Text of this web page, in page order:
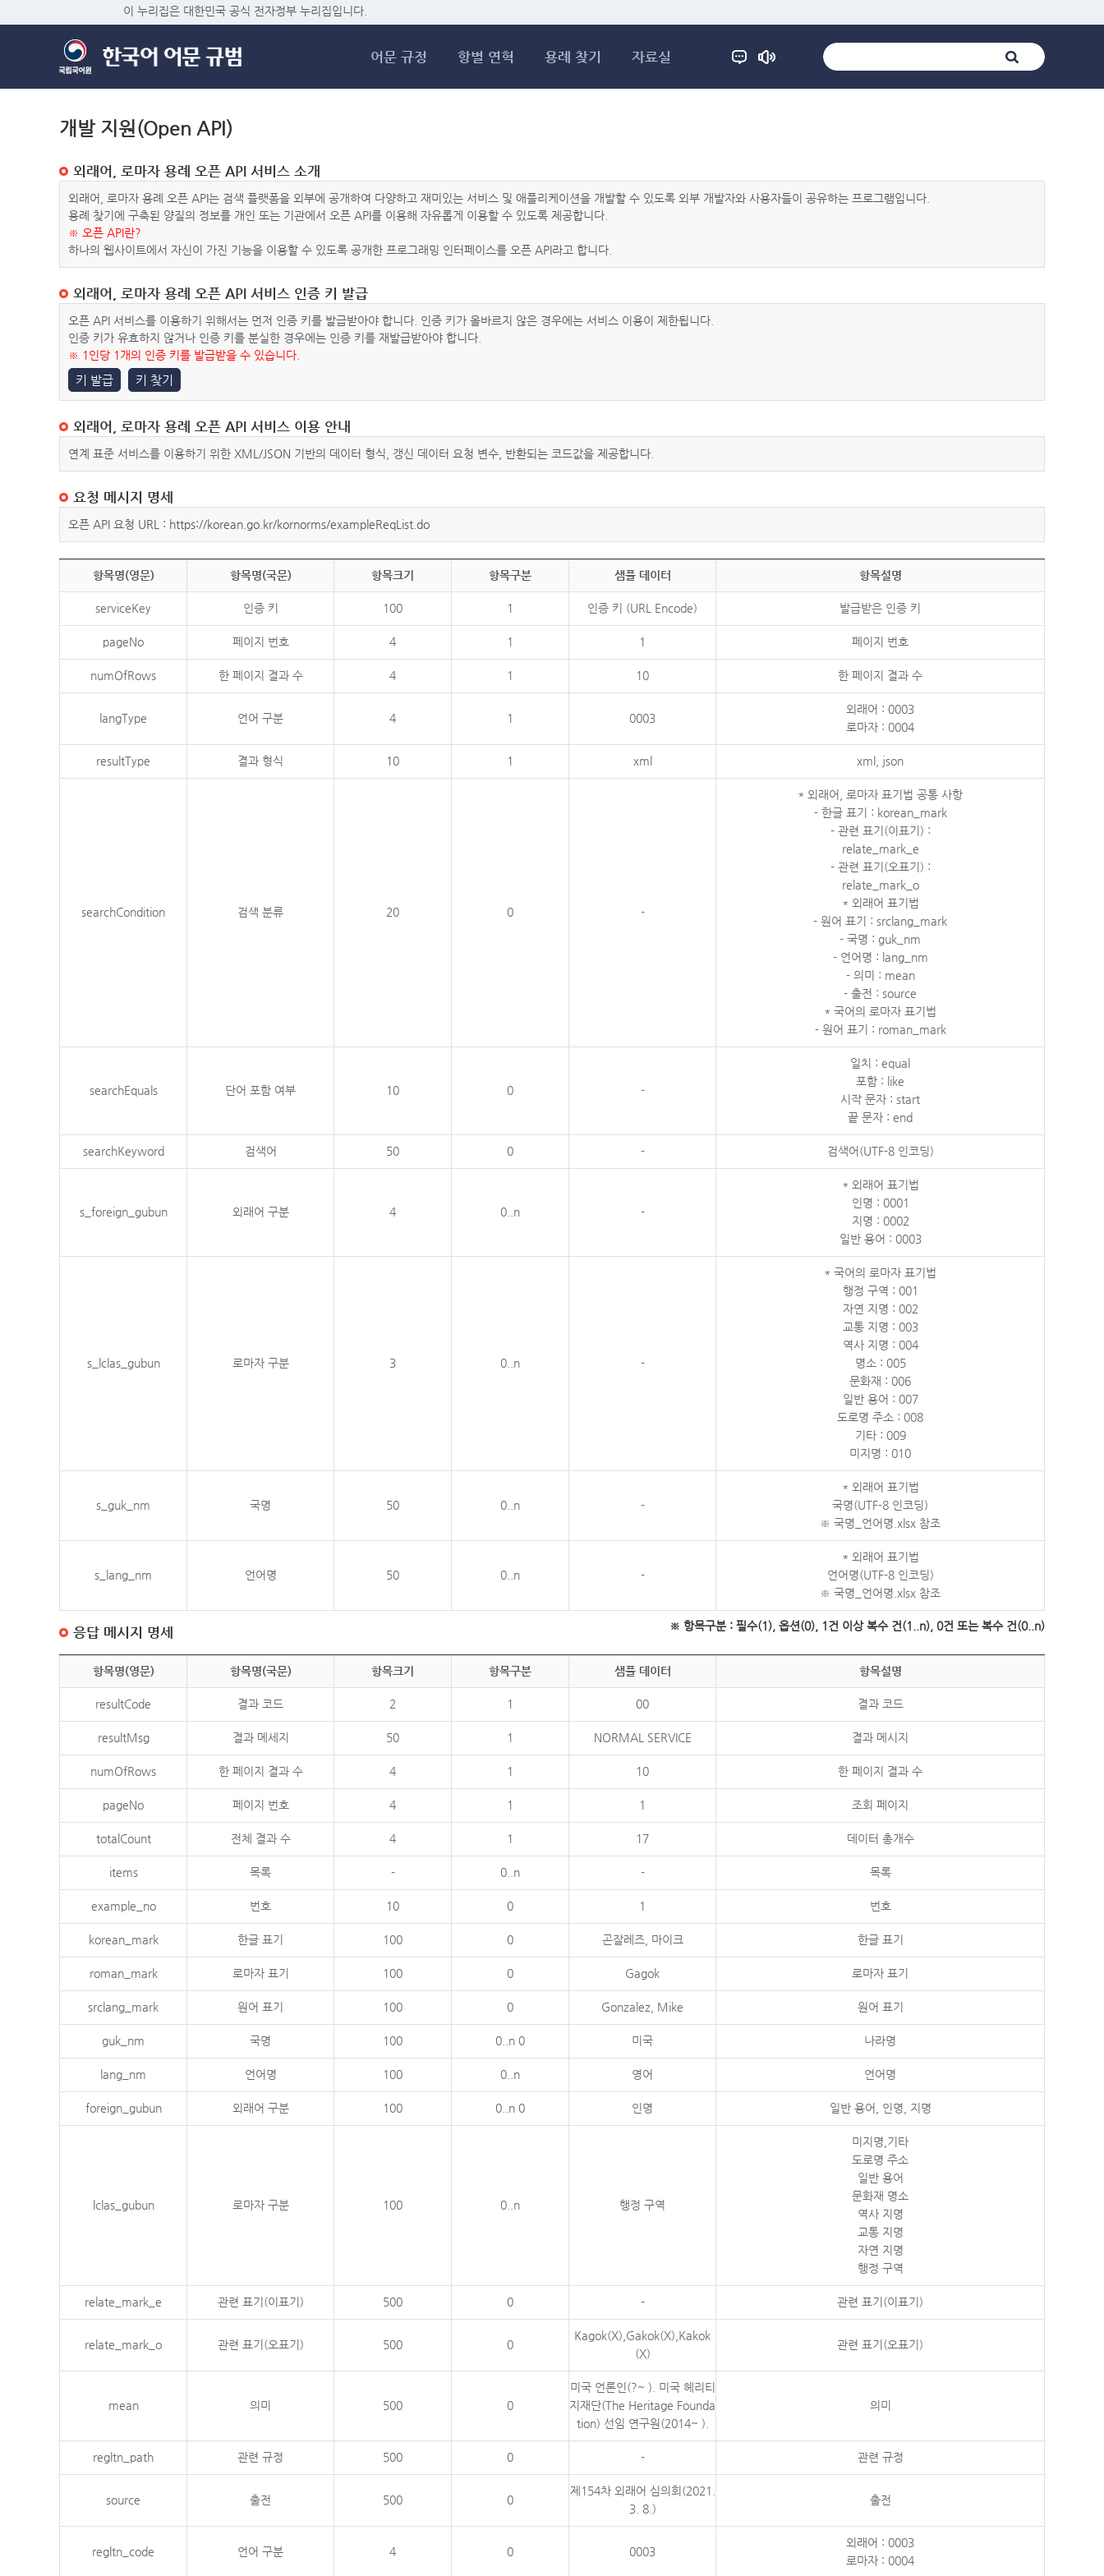
이 누리집은 대한민국 공식 전자정부 누리집입니다.
어문 규정 항별 연혁 용례 찾기 자료실
개발 지원(Open API)
외래어, 로마자 용례 오픈 API 서비스 소개
외래어, 로마자 용례 오픈 API는 검색 플랫폼을 외부에 공개하여 다양하고 재미있는 서비스 및 애플리케이션을 개발할 수 있도록 외부 개발자와 사용자들이 공유하는 프로그램입니다.
용례 찾기에 구축된 양질의 정보를 개인 또는 기관에서 오픈 API를 이용해 자유롭게 이용할 수 있도록 제공합니다.
※ 오픈 API란?
하나의 웹사이트에서 자신이 가진 기능을 이용할 수 있도록 공개한 프로그래밍 인터페이스를 오픈 API라고 합니다.
외래어, 로마자 용례 오픈 API 서비스 인증 키 발급
오픈 API 서비스를 이용하기 위해서는 먼저 인증 키를 발급받아야 합니다. 인증 키가 올바르지 않은 경우에는 서비스 이용이 제한됩니다.
인증 키가 유효하지 않거나 인증 키를 분실한 경우에는 인증 키를 재발급받아야 합니다.
※ 1인당 1개의 인증 키를 발급받을 수 있습니다.
키 발급 키 찾기
외래어, 로마자 용례 오픈 API 서비스 이용 안내
연계 표준 서비스를 이용하기 위한 XML/JSON 기반의 데이터 형식, 갱신 데이터 요청 변수, 반환되는 코드값을 제공합니다.
요청 메시지 명세
오픈 API 요청 URL : https://korean.go.kr/kornorms/exampleReqList.do
항목명(영문) 항목명(국문) 항목크기 항목구분 샘플 데이터 항목설명
serviceKey 인증 키 100 1 인증 키 (URL Encode) 발급받은 인증 키
pageNo 페이지 번호 4 1 1 페이지 번호
numOfRows 한 페이지 결과 수 4 1 10 한 페이지 결과 수
langType 언어 구분 4 1 0003
외래어 : 0003
로마자 : 0004
resultType 결과 형식 10 1 xml xml, json
searchCondition 검색 분류 20 0 -
* 외래어, 로마자 표기법 공통 사항
- 한글 표기 : korean_mark
- 관련 표기(이표기) :
relate_mark_e
- 관련 표기(오표기) :
relate_mark_o
* 외래어 표기법
- 원어 표기 : srclang_mark
- 국명 : guk_nm
- 언어명 : lang_nm
- 의미 : mean
- 출전 : source
* 국어의 로마자 표기법
- 원어 표기 : roman_mark
searchEquals 단어 포함 여부 10 0 -
일치 : equal
포함 : like
시작 문자 : start
끝 문자 : end
searchKeyword 검색어 50 0 - 검색어(UTF-8 인코딩)
s_foreign_gubun 외래어 구분 4 0..n -
* 외래어 표기법
인명 : 0001
지명 : 0002
일반 용어 : 0003
s_lclas_gubun 로마자 구분 3 0..n -
* 국어의 로마자 표기법
행정 구역 : 001
자연 지명 : 002
교통 지명 : 003
역사 지명 : 004
명소 : 005
문화재 : 006
일반 용어 : 007
도로명 주소 : 008
기타 : 009
미지명 : 010
s_guk_nm 국명 50 0..n -
* 외래어 표기법
국명(UTF-8 인코딩)
※ 국명_언어명.xlsx 참조
s_lang_nm 언어명 50 0..n -
* 외래어 표기법
언어명(UTF-8 인코딩)
※ 국명_언어명.xlsx 참조
※ 항목구분 : 필수(1), 옵션(0), 1건 이상 복수 건(1..n), 0건 또는 복수 건(0..n)
응답 메시지 명세
항목명(영문) 항목명(국문) 항목크기 항목구분 샘플 데이터 항목설명
resultCode 결과 코드 2 1 00 결과 코드
resultMsg 결과 메세지 50 1 NORMAL SERVICE 결과 메시지
numOfRows 한 페이지 결과 수 4 1 10 한 페이지 결과 수
pageNo 페이지 번호 4 1 1 조회 페이지
totalCount 전체 결과 수 4 1 17 데이터 총개수
items 목록 - 0..n - 목록
example_no 번호 10 0 1 번호
korean_mark 한글 표기 100 0 곤잘레즈, 마이크 한글 표기
roman_mark 로마자 표기 100 0 Gagok 로마자 표기
srclang_mark 원어 표기 100 0 Gonzalez, Mike 원어 표기
guk_nm 국명 100 0..n 0 미국 나라명
lang_nm 언어명 100 0..n 영어 언어명
foreign_gubun 외래어 구분 100 0..n 0 인명 일반 용어, 인명, 지명
lclas_gubun 로마자 구분 100 0..n 행정 구역
미지명,기타
도로명 주소
일반 용어
문화재 명소
역사 지명
교통 지명
자연 지명
행정 구역
relate_mark_e 관련 표기(이표기) 500 0 - 관련 표기(이표기)
relate_mark_o 관련 표기(오표기) 500 0
Kagok(X),Gakok(X),Kakok
(X)
관련 표기(오표기)
mean 의미 500 0
미국 언론인(?~ ). 미국 헤리티
지재단(The Heritage Founda
tion) 선임 연구원(2014~ ).
의미
regltn_path 관련 규정 500 0 - 관련 규정
source 출전 500 0
제154차 외래어 심의회(2021.
3. 8.)
출전
regltn_code 언어 구분 4 0 0003
외래어 : 0003
로마자 : 0004